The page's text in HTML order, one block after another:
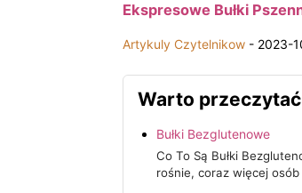
Ekspresowe Bułki
Artykuly Czytelnikow - 2023-
Warto
Bułki Bezglutenowe
Co To Są Bułki
rośnie, coraz więcej